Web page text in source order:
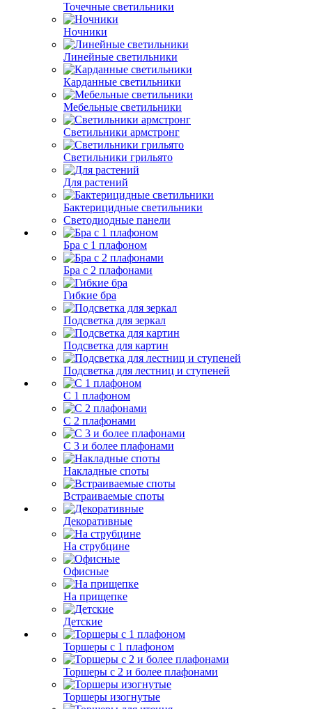
Точечные светильники
Ночники
Линейные светильники
Карданные светильники
Мебельные светильники
Светильники армстронг
Светильники грильято
Для растений
Бактерицидные светильники
Светодиодные панели
Бра с 1 плафоном
Бра с 2 плафонами
Гибкие бра
Подсветка для зеркал
Подсветка для картин
Подсветка для лестниц и ступеней
С 1 плафоном
С 2 плафонами
С 3 и более плафонами
Накладные споты
Встраиваемые споты
Декоративные
На струбцине
Офисные
На прищепке
Детские
Торшеры с 1 плафоном
Торшеры с 2 и более плафонами
Торшеры изогнутые